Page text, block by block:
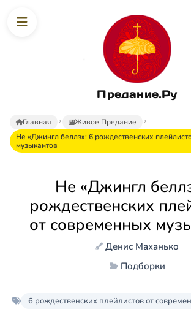
Предание.Ру
Главная
Живое Предание
Не «Джингл беллз»: 6 рождественских
музыкантов
Не «Джингл
рождественских
от современных
Денис Маханько
Подборки
6 рождественских плейлистов от